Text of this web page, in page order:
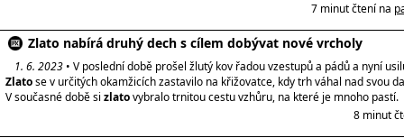
7 minut čtení na
Zlato nabírá druhý dech s cílem dobývat nové vrcholy
1. 6. 2023 • V poslední době prošel žlutý kov řadou vzestupů a pádů a nyní
Zlatose v určitých okamžicích zastavilo na křižovatce, kdy trh váhal nad svou
V současné době si zlatovybralo trnitou cestu vzhůru, na které je mnoho pastí.
8 minut